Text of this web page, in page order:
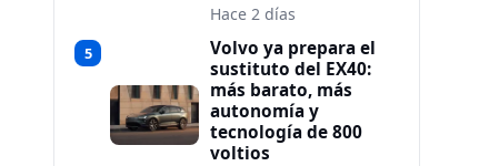
Hace 2 días
5
Volvo ya prepara el
sustituto del EX40:
más barato, más
autonomía y
tecnología de 800
voltios